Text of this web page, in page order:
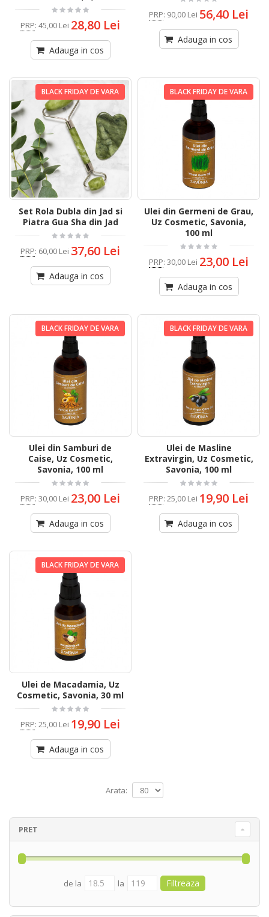
PRP: 45,00 Lei 28,80 Lei
Adauga in cos
PRP: 90,00 Lei 56,40 Lei
Adauga in cos
BLACK FRIDAY DE VARA
Set Rola Dubla din Jad si
Piatra Gua Sha din Jad
PRP: 60,00 Lei 37,60 Lei
Adauga in cos
BLACK FRIDAY DE VARA
Ulei din Germeni de Grau,
Uz Cosmetic, Savonia,
100 ml
PRP: 30,00 Lei 23,00 Lei
Adauga in cos
BLACK FRIDAY DE VARA
Ulei din Samburi de
Caise, Uz Cosmetic,
Savonia, 100 ml
PRP: 30,00 Lei 23,00 Lei
Adauga in cos
BLACK FRIDAY DE VARA
Ulei de Masline
Extravirgin, Uz Cosmetic,
Savonia, 100 ml
PRP: 25,00 Lei 19,90 Lei
Adauga in cos
BLACK FRIDAY DE VARA
Ulei de Macadamia, Uz
Cosmetic, Savonia, 30 ml
PRP: 25,00 Lei 19,90 Lei
Adauga in cos
Arata:
PRET
de la la